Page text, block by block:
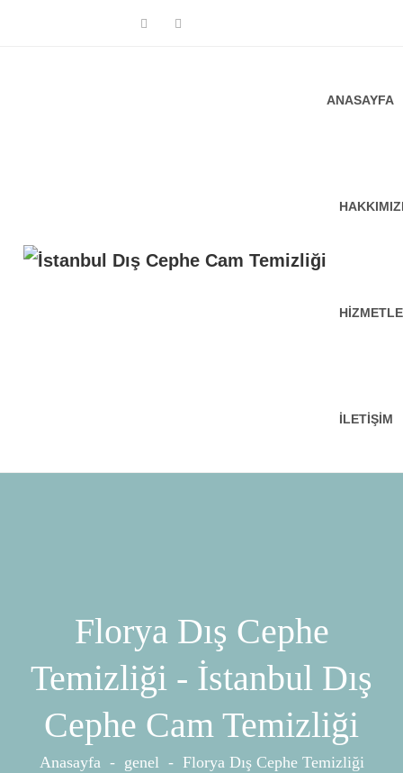
ANASAYFA
İLETIŞIM
Florya Dış Cephe
Temizliği - İstanbul Dış
Cephe Cam Temizliği
Anasayfa - genel - Florya Dış Cephe Temizliği